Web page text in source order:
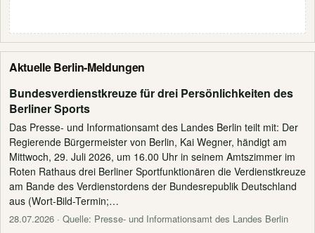
Aktuelle Berlin-Meldungen
Bundesverdienstkreuze für drei Persönlichkeiten des
Berliner Sports
Das Presse- und Informationsamt des Landes Berlin teilt mit: Der
Regierende Bürgermeister von Berlin, Kai Wegner, händigt am
Mittwoch, 29. Juli 2026, um 16.00 Uhr in seinem Amtszimmer im
Roten Rathaus drei Berliner Sportfunktionären die Verdienstkreuze
am Bande des Verdienstordens der Bundesrepublik Deutschland
aus (Wort-Bild-Termin;…
28.07.2026 · Quelle: Presse- und Informationsamt des Landes Berlin